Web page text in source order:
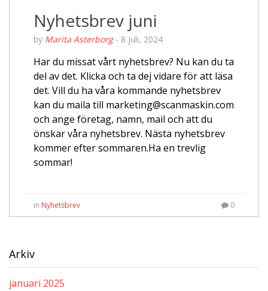
Nyhetsbrev juni
by Marita Asterborg- 8 juli, 2024
Har du missat vårt nyhetsbrev? Nu kan du ta
del av det. Klicka och ta dej vidare för att läsa
det. Vill du ha våra kommande nyhetsbrev
kan du maila till marketing@scanmaskin.com
och ange företag, namn, mail och att du
önskar våra nyhetsbrev. Nästa nyhetsbrev
kommer efter sommaren.Ha en trevlig
sommar!
in Nyhetsbrev 0
Arkiv
januari 2025